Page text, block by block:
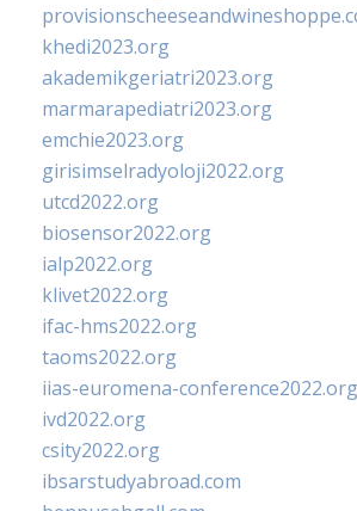
khedi2023.org
akademikgeriatri2023.org
marmarapediatri2023.org
emchie2023.org
girisimselradyoloji2022.org
utcd2022.org
biosensor2022.org
ialp2022.org
klivet2022.org
ifac-hms2022.org
taoms2022.org
iias-euromena-conference2022.org
ivd2022.org
csity2022.org
ibsarstudyabroad.com